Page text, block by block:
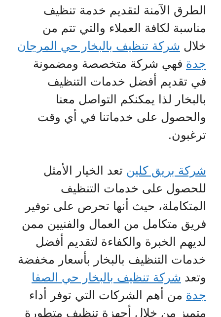
الطرق الآمنة لتقديم خدمة تنظيف
مناسبة لكافة العملاء والتي تتم من
خلال شركة تنظيف بالبخار حي المرجان
جدة فهي شركة متخصصة ومضمونة
في تقديم أفضل خدمات التنظيف
بالبخار لذا يمكنكم التواصل معنا
والحصول على خدماتنا في أي وقت
ترغبون.
شركة بريق كلين تعد الخيار الأمثل
للحصول على خدمات التنظيف
المتكاملة، حيث أنها تحرص على توفير
فريق متكامل من العمال والفنيين ممن
لديهم الخبرة والكفاءة لتقديم أفضل
خدمات التنظيف بالبخار بأسعار مخفضة
وتعد شركة تنظيف بالبخار حي الصفا
جدة من أهم الشركات التي توفر أداء
متميز من خلال أجهزة تنظيف متطورة